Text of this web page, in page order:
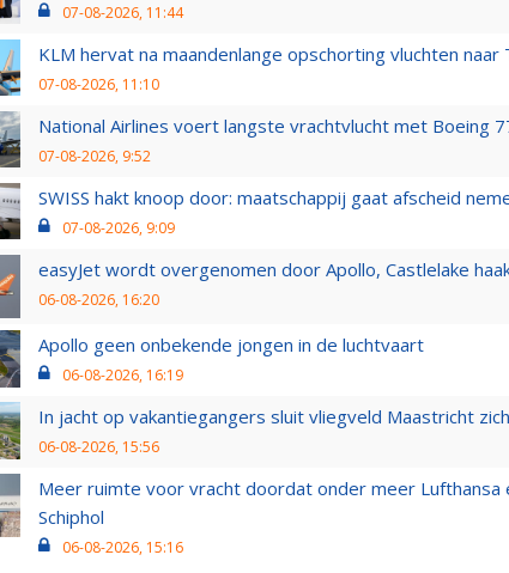
07-08-2026, 11:44
KLM hervat na maandenlange opschorting vluchten naar
07-08-2026, 11:10
National Airlines voert langste vrachtvlucht met Boeing
07-08-2026, 9:52
SWISS hakt knoop door: maatschappij gaat afscheid
07-08-2026, 9:09
easyJet wordt overgenomen door Apollo, Castlelake
06-08-2026, 16:20
Apollo geen onbekende jongen in de luchtvaart
06-08-2026, 16:19
In jacht op vakantiegangers sluit vliegveld Maastricht
06-08-2026, 15:56
Meer ruimte voor vracht doordat onder meer Lufthansa
Schiphol
06-08-2026, 15:16